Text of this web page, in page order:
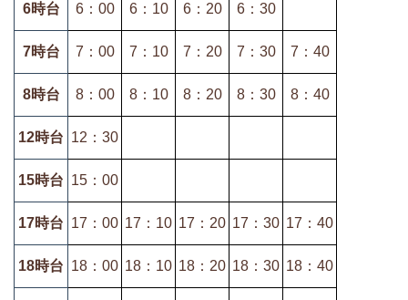
6時台 6：00 6：10 6：20 6：30
7時台 7：00 7：10 7：20 7：30 7：40
8時台 8：00 8：10 8：20 8：30 8：40
12時台 12：30
15時台 15：00
17時台 17：00 17：10 17：20 17：30 17：40
18時台 18：00 18：10 18：20 18：30 18：40